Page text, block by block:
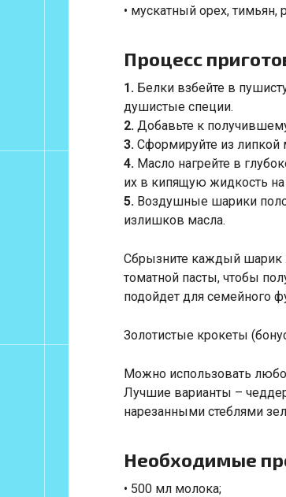
• мускатный орех, тимьян,
Процесс
1. Белки взбейте в
душистые специи.
2. Добавьте к
3. Сформируйте из липкой
4. Масло нагрейте в
их в кипящую жидкость на
5. Воздушные шарики
излишков масла.
Сбрызните каждый шарик
томатной пасты, чтобы
подойдет для семейного
Золотистые крокеты
Можно использовать
Лучшие варианты –
нарезанными стеблями
Необходимые
• 500 мл молока;